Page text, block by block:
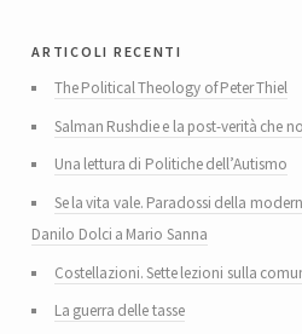
articoli recenti
The Political Theology of Peter Thiel
Salman Rushdie e la post-verità che
Una lettura di Politiche dell’Autismo
Se la vita vale. Paradossi della
Danilo Dolci a Mario Sanna
Costellazioni. Sette lezioni sulla
La guerra delle tasse